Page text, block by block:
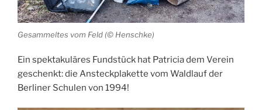
Gesammeltes vom Feld (© Henschke)
Ein spektakuläres Fundstück hat Patricia dem Verein
geschenkt: die Ansteckplakette vom Waldlauf der
Berliner Schulen von 1994!